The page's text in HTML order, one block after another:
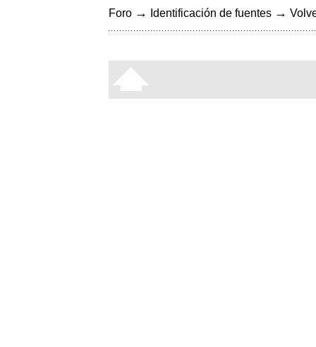
Foro → Identificación de fuentes →